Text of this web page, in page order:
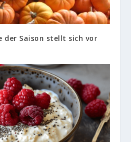
der Saison stellt sich vor